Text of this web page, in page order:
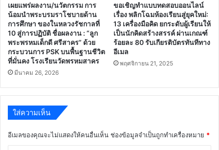
เผยแพร่ผลงาน/นวัตกรรม การ
น้อมนำพระบรมราโชบายด้าน
การศึกษา ของในหลวงรัชกาลที่
10 สู่การปฏิบัติ ชื่อผลงาน : “ลูก
พระพรหมเด็กดี ศรีสาคร” ด้วย
กระบวนการ PSK บนพื้นฐานชีวิต
ที่มั่นคง โรงเรียนวัดพรหมสาคร
มีนาคม 26, 2026
ขอเชิญทำแบบทดสอบออนไลน์
เรื่อง พลิกโฉมห้องเรียนสู่ยุคใหม่:
13 เครื่องมือคิด ยกระดับผู้เรียนให้
เป็นนักคิดสร้างสรรค์ ผ่านเกณฑ์
ร้อยละ 80 รับเกียรติบัตรทันทีทาง
อีเมล
พฤศจิกายน 21, 2025
ใส่ความเห็น
อีเมลของคุณจะไม่แสดงให้คนอื่นเห็น ช่องข้อมูลจำเป็นถูกทำเครื่องหมาย *